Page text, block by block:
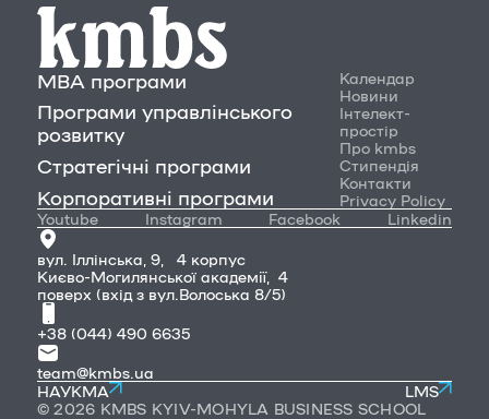
MBA програми
Програми управлінського
розвитку
Стратегічні програми
Корпоративні програми
Календар
Новини
Інтелект-
простір
Про kmbs
Стипендія
Контакти
Privacy Policy
Youtube
Instagram Facebook Linkedin
вул. Іллінська, 9, 4 корпус
Києво-Могилянської академії, 4
поверх (вхід з вул.Волоська 8/5)
+38 (044) 490 6635
team@kmbs.ua
© 2026 KMBS KYIV-MOHYLA BUSINESS SCHOOL
НАУКМА LMS